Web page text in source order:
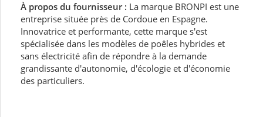
À propos du fournisseur : La marque BRONPI est une
entreprise située près de Cordoue en Espagne.
Innovatrice et performante, cette marque s'est
spécialisée dans les modèles de poêles hybrides et
sans électricité afin de répondre à la demande
grandissante d'autonomie, d'écologie et d'économie
des particuliers.